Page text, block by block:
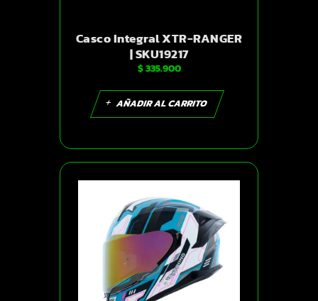
Casco Integral XTR-RANGER
| SKU19217
$335.900
AÑADIR AL CARRITO